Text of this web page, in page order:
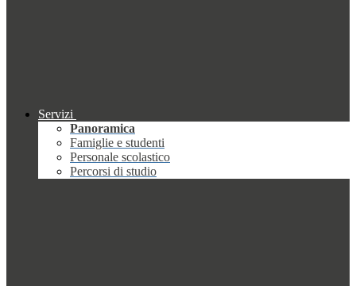
Servizi
Panoramica
Famiglie e studenti
Personale scolastico
Percorsi di studio